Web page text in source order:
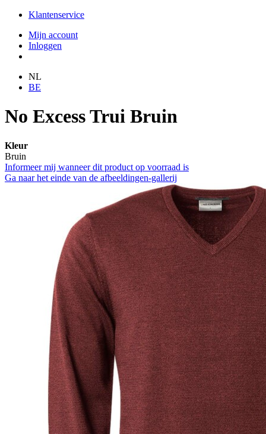
Klantenservice
Mijn account
Inloggen
NL
BE
No Excess Trui Bruin
Kleur
Bruin
Informeer mij wanneer dit product op voorraad is
Ga naar het einde van de afbeeldingen-gallerij